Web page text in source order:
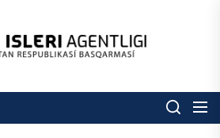
Respublikası
basqarması
isleri